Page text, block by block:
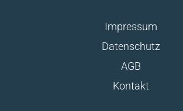
Impressum
Datenschutz
AGB
Kontakt